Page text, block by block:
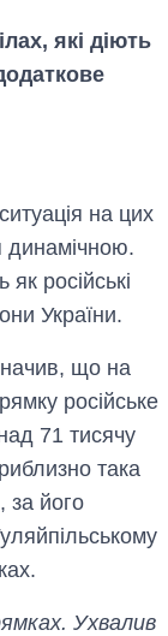
які діють
на цих
динамічною.
як російські
України.
що на
російське
71 тисячу
така
за його
Ухвалив
Вісім масованих
ударів по Україні
за літо: Київ та
область стали
головною ціллю
рф